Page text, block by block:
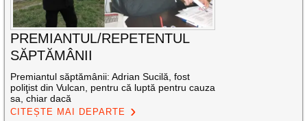
PREMIANTUL/REPETENTUL
SĂPTĂMÂNII
Premiantul săptămânii: Adrian Sucilă, fost
poliţist din Vulcan, pentru că luptă pentru cauza
sa, chiar dacă
CITEȘTE MAI DEPARTE